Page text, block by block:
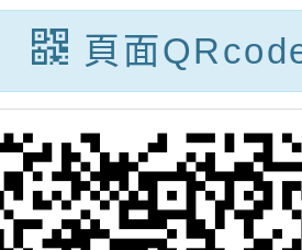
校師生
與
名
頁面